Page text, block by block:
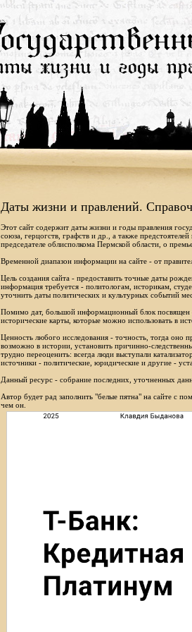
Даты жизни и правлений.
Этот сайт содержит даты жизни и годы правления
союза, герцогств, графств и др., а также
председателе облисполкома Пермской области, о
Временной диапазон информации на сайте - от
Цель создания сайта - предоставить точные даты
информация требуется - политологам, историкам,
уточнить даты политических и культурных событий
Помимо дат, большой информационный блок посвящен
исторические карты, которые можно использовать в
Ценность любого исследования - точность, тогда оно
возможно в истории, установить причинно-
трудно переоценить: всегда люди выступали
источники - политические, юридические и другие -
Данный ресурс - собрание последних, уточненных
Автор будет рад заполнить "белые пятна" на сайте с
чем он.